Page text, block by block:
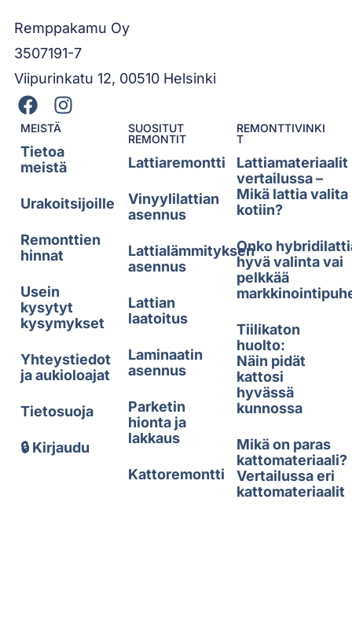
Remppakamu Oy
3507191-7
Viipurinkatu 12, 00510 Helsinki
MEISTÄ
Tietoa
meistä
Urakoitsijoille
Remonttien
hinnat
Usein
kysytyt
kysymykset
Yhteystiedot
ja aukioloajat
Tietosuoja
🔒 Kirjaudu
SUOSITUT
REMONTIT
Lattiaremontti
Vinyylilattian
asennus
Lattialämmityksen
asennus
Lattian
laatoitus
Laminaatin
asennus
Parketin
hionta ja
lakkaus
Kattoremontti
REMONTTIVINKI
T
Lattiamateriaalit
vertailussa –
Mikä lattia valita
kotiin?
Onko
hyvä valinta vai
pelkkää
Tiilikaton
huolto:
Näin pidät
kattosi
hyvässä
kunnossa
Mikä on paras
kattomateriaali?
Vertailussa eri
kattomateriaalit